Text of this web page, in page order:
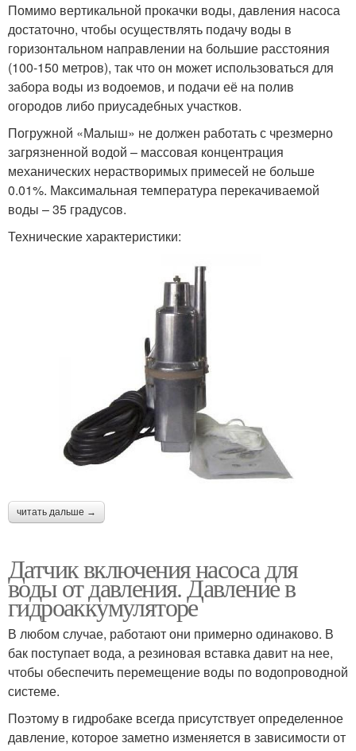
Помимо вертикальной прокачки воды, давления насоса
достаточно, чтобы осуществлять подачу воды в
горизонтальном направлении на большие расстояния
(100-150 метров), так что он может использоваться для
забора воды из водоемов, и подачи её на полив
огородов либо приусадебных участков.
Погружной «Малыш» не должен работать с чрезмерно
загрязненной водой – массовая концентрация
механических нерастворимых примесей не больше
0.01%. Максимальная температура перекачиваемой
воды – 35 градусов.
Технические характеристики:
читать дальше →
Датчик включения насоса для
воды от давления. Давление в
гидроаккумуляторе
В любом случае, работают они примерно одинаково. В
бак поступает вода, а резиновая вставка давит на нее,
чтобы обеспечить перемещение воды по водопроводной
системе.
Поэтому в гидробаке всегда присутствует определенное
давление, которое заметно изменяется в зависимости от